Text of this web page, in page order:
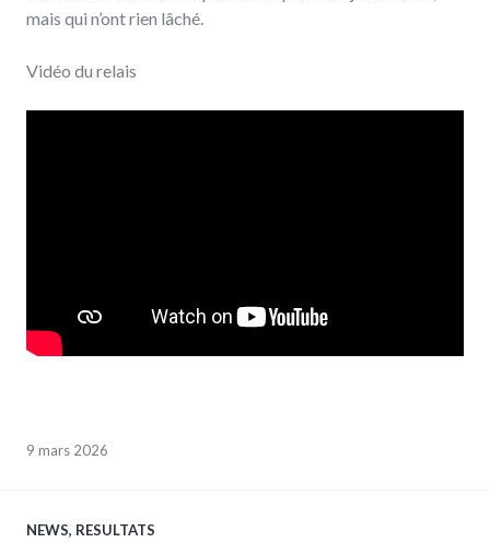
mais qui n’ont rien lâché.
Vidéo du relais
9 mars 2026
NEWS, RESULTATS